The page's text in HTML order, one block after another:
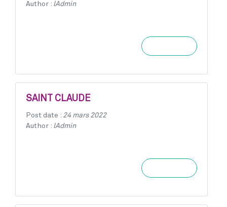
Author : lAdmin
SAINT CLAUDE
Post date : 24 mars 2022
Author : lAdmin